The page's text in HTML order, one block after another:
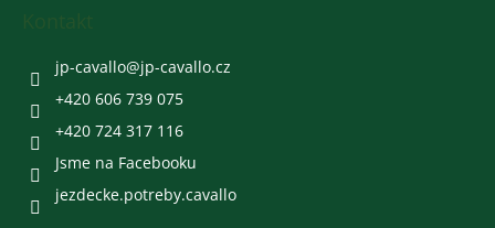
jp-cavallo@jp-cavallo.cz
+420 606 739 075
+420 724 317 116
Jsme na Facebooku
jezdecke.potreby.cavallo